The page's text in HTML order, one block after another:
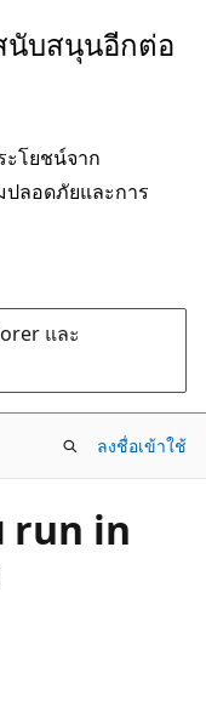
นับสนุนอีกต่อ
ะโยชน์จาก
ลอดภัยและการ
และ
ลงชื่อเข้าใช้
run in